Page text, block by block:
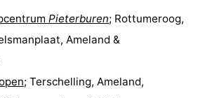
Pieterburen; Rottumeroog,
Ameland &
; Terschelling, Ameland,